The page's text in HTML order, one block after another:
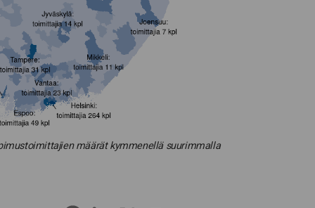
määrät kymmenellä suurimmalla